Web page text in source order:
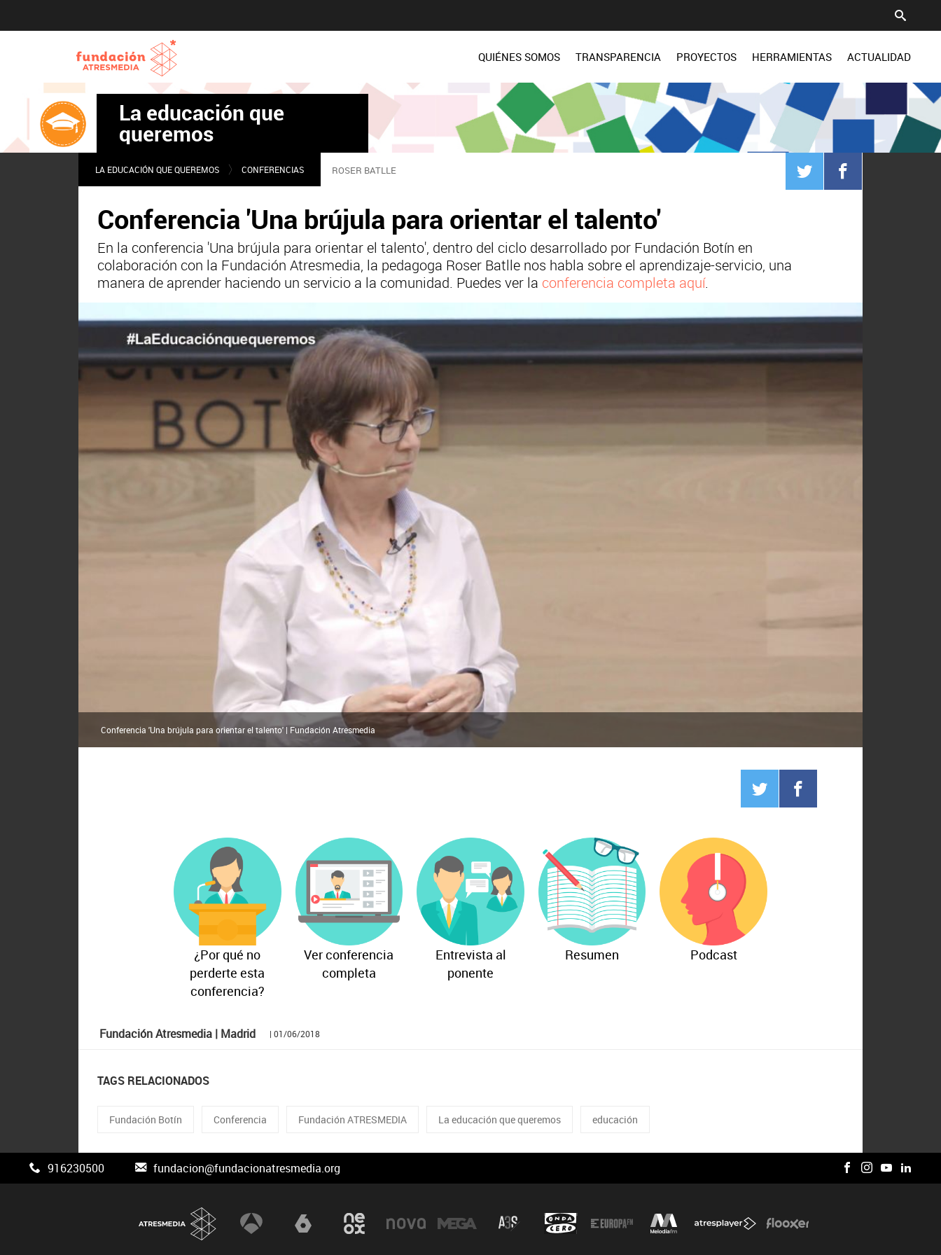
QUIÉNES SOMOS TRANSPARENCIA PROYECTOS HERRAMIENTAS ACTUALIDAD
La educación que
queremos
LA EDUCACIÓN QUE QUEREMOS CONFERENCIAS ROSER BATLLE
Conferencia 'Una brújula para orientar el talento'
En la conferencia 'Una brújula para orientar el talento', dentro del ciclo desarrollado por Fundación Botín en
colaboración con la Fundación Atresmedia, la pedagoga Roser Batlle nos habla sobre el aprendizaje-servicio, una
manera de aprender haciendo un servicio a la comunidad. Puedes ver la conferencia completa aquí.
Conferencia 'Una brújula para orientar el talento' | Fundación Atresmedia
¿Por qué no
perderte esta
conferencia?
Ver conferencia
completa
Entrevista al
ponente
Resumen Podcast
Fundación Atresmedia | Madrid | 01/06/2018
TAGS RELACIONADOS
Fundación Botín Conferencia Fundación ATRESMEDIA La educación que queremos educación
916230500 fundacion@fundacionatresmedia.org